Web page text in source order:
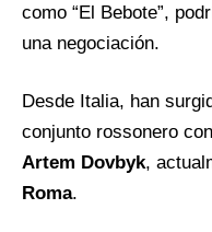
como “El Bebote”,
una negociación.
Desde Italia, han
conjunto rossonero
Artem Dovbyk,
Roma.